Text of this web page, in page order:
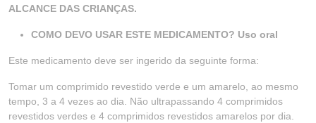
ALCANCE DAS CRIANÇAS.
COMO DEVO USAR ESTE MEDICAMENTO? Uso oral
Este medicamento deve ser ingerido da seguinte forma:
Tomar um comprimido revestido verde e um amarelo, ao mesmo
tempo, 3 a 4 vezes ao dia. Não ultrapassando 4 comprimidos
revestidos verdes e 4 comprimidos revestidos amarelos por dia.